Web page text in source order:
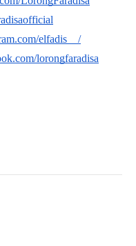
elfadis__/
lorongfaradisa